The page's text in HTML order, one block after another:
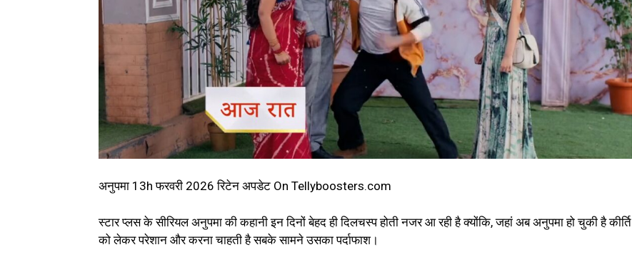
अनुपमा 13h फरवरी 2026 रिटेन अपडेट On Tellyboosters.com
स्टार प्लस के सीरियल अनुपमा की कहानी इन दिनों बेहद ही दिलचस्प होती नजर आ रही है क्योंकि, जहां अब अनुपमा हो चुकी है कीर्ति
को लेकर परेशान और करना चाहती है सबके सामने उसका पर्दाफाश।